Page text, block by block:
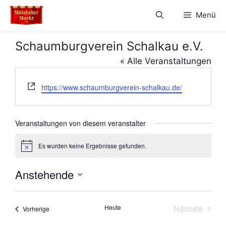
Zum
Inhalt
Menü
Schaumburgverein Schalkau e.V.
« Alle Veranstaltungen
W
e
b
s
https://www.schaumburgverein-schalkau.de/
Veranstaltungen von diesem veranstalter
H
w
e
i
Es wurden keine Ergebnisse gefunden.
Anstehende
D
t
VorherigeVeranstaltungen Heute
Nächste